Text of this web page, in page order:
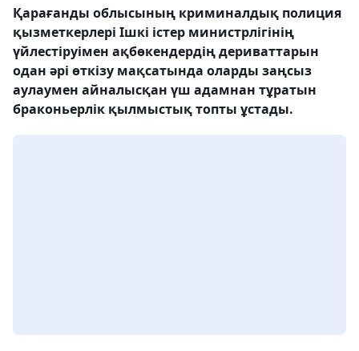
Қарағанды облысының криминалдық полиция
қызметкерлері Ішкі істер министрлігінің
үйлестіруімен ақбөкендердің дериваттарын
одан әрі өткізу мақсатында оларды заңсыз
аулаумен айналысқан үш адамнан тұратын
браконьерлік қылмыстық топты ұстады.